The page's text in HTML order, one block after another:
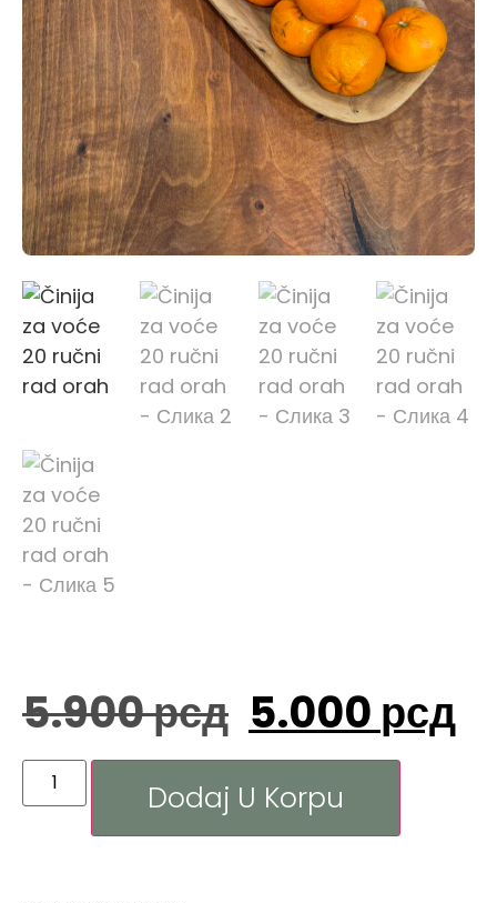
5.900рсд 5.000 рсд
Dodaj U Korpu